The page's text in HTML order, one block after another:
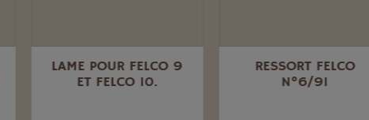
LAME POUR FELCO 9
ET FELCO 10.
RESSORT FELCO
N°6/91